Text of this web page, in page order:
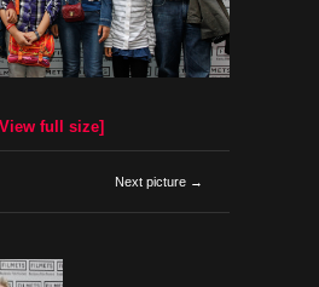
full size]
Next picture →